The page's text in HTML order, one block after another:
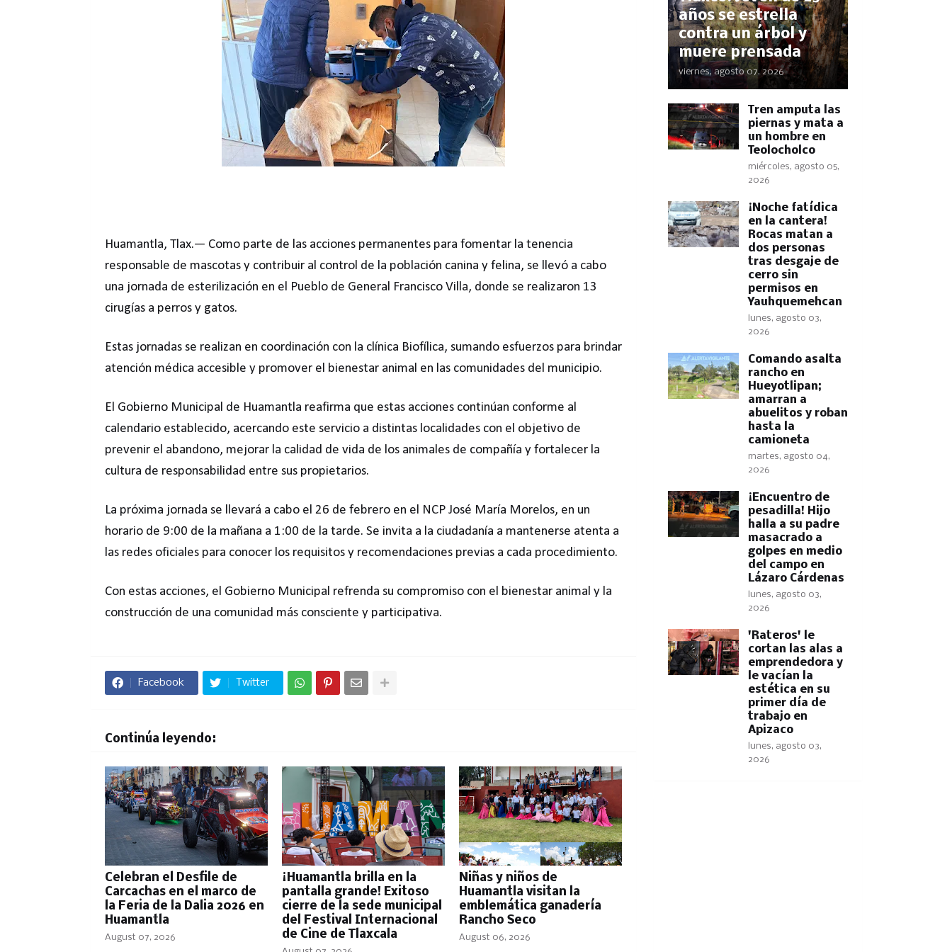
Huamantla, Tlax.— Como parte de las acciones permanentes para fomentar la tenencia
responsable de mascotas y contribuir al control de la población canina y felina, se llevó a cabo
una jornada de esterilización en el Pueblo de General Francisco Villa, donde se realizaron 13
cirugías a perros y gatos.
Estas jornadas se realizan en coordinación con la clínica Biofílica, sumando esfuerzos para brindar
atención médica accesible y promover el bienestar animal en las comunidades del municipio.
El Gobierno Municipal de Huamantla reafirma que estas acciones continúan conforme al
calendario establecido, acercando este servicio a distintas localidades con el objetivo de
prevenir el abandono, mejorar la calidad de vida de los animales de compañía y fortalecer la
cultura de responsabilidad entre sus propietarios.
La próxima jornada se llevará a cabo el 26 de febrero en el NCP José María Morelos, en un
horario de 9:00 de la mañana a 1:00 de la tarde. Se invita a la ciudadanía a mantenerse atenta a
las redes oficiales para conocer los requisitos y recomendaciones previas a cada procedimiento.
Con estas acciones, el Gobierno Municipal refrenda su compromiso con el bienestar animal y la
construcción de una comunidad más consciente y participativa.
Facebook Twitter
Continúa leyendo:
Celebran el Desfile de
Carcachas en el marco de
la Feria de la Dalia 2026 en
Huamantla
August 07, 2026
​¡Huamantla brilla en la
pantalla grande! Exitoso
cierre de la sede municipal
del Festival Internacional
de Cine de Tlaxcala
Niñas y niños de
Huamantla visitan la
emblemática ganadería
Rancho Seco
August 06, 2026
años se estrella
contra un árbol y
muere prensada
viernes, agosto 07, 2026
Tren amputa las
piernas y mata a
un hombre en
Teolocholco
miércoles, agosto 05,
2026
​¡Noche fatídica
en la cantera!
Rocas matan a
dos personas
tras desgaje de
cerro sin
permisos en
Yauhquemehcan
lunes, agosto 03,
2026
Comando asalta
rancho en
Hueyotlipan;
amarran a
abuelitos y roban
hasta la
camioneta
martes, agosto 04,
2026
​¡Encuentro de
pesadilla! Hijo
halla a su padre
masacrado a
golpes en medio
del campo en
Lázaro Cárdenas
lunes, agosto 03,
2026
'Rateros' le
cortan las alas a
emprendedora y
le vacían la
estética en su
primer día de
trabajo en
Apizaco
lunes, agosto 03,
2026